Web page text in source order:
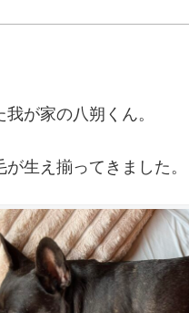
が家の八朔くん。
生え揃ってきました。